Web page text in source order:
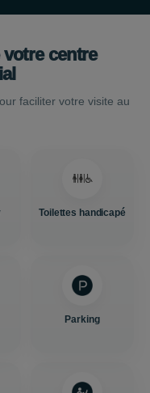
centre
faciliter votre visite au
Toilettes handicapé
Parking